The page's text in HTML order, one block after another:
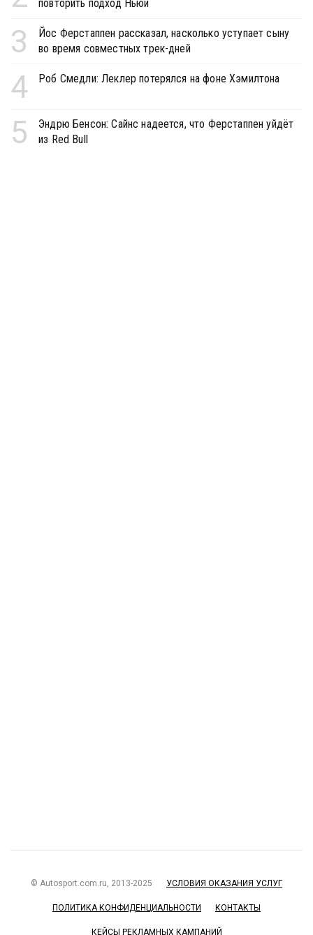
повторить подход Ньюи
3
Йос Ферстаппен рассказал, насколько уступает сыну
во время совместных трек-дней
4 Роб Смедли: Леклер потерялся на фоне Хэмилтона
5
Эндрю Бенсон: Сайнс надеется, что Ферстаппен уйдёт
из Red Bull
© Autosport.com.ru, 2013-2025 УСЛОВИЯ ОКАЗАНИЯ УСЛУГ
ПОЛИТИКА КОНФИДЕНЦИАЛЬНОСТИ КОНТАКТЫ
КЕЙСЫ РЕКЛАМНЫХ КАМПАНИЙ